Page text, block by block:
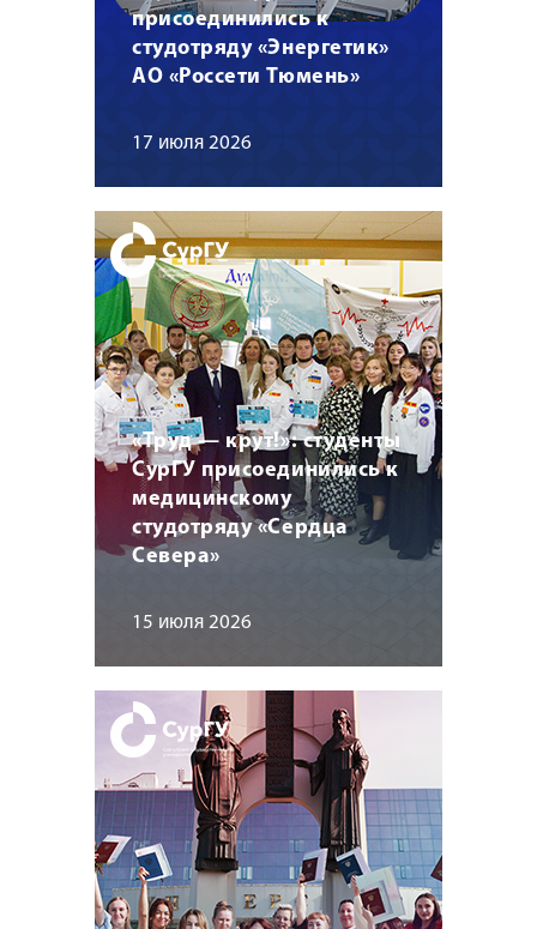
присоединились к
студотряду «Энергетик»
АО «Россети Тюмень»
17 июля 2026
«Труд — крут!»: студенты
СурГУ присоединились к
медицинскому
студотряду «Сердца
Севера»
15 июля 2026